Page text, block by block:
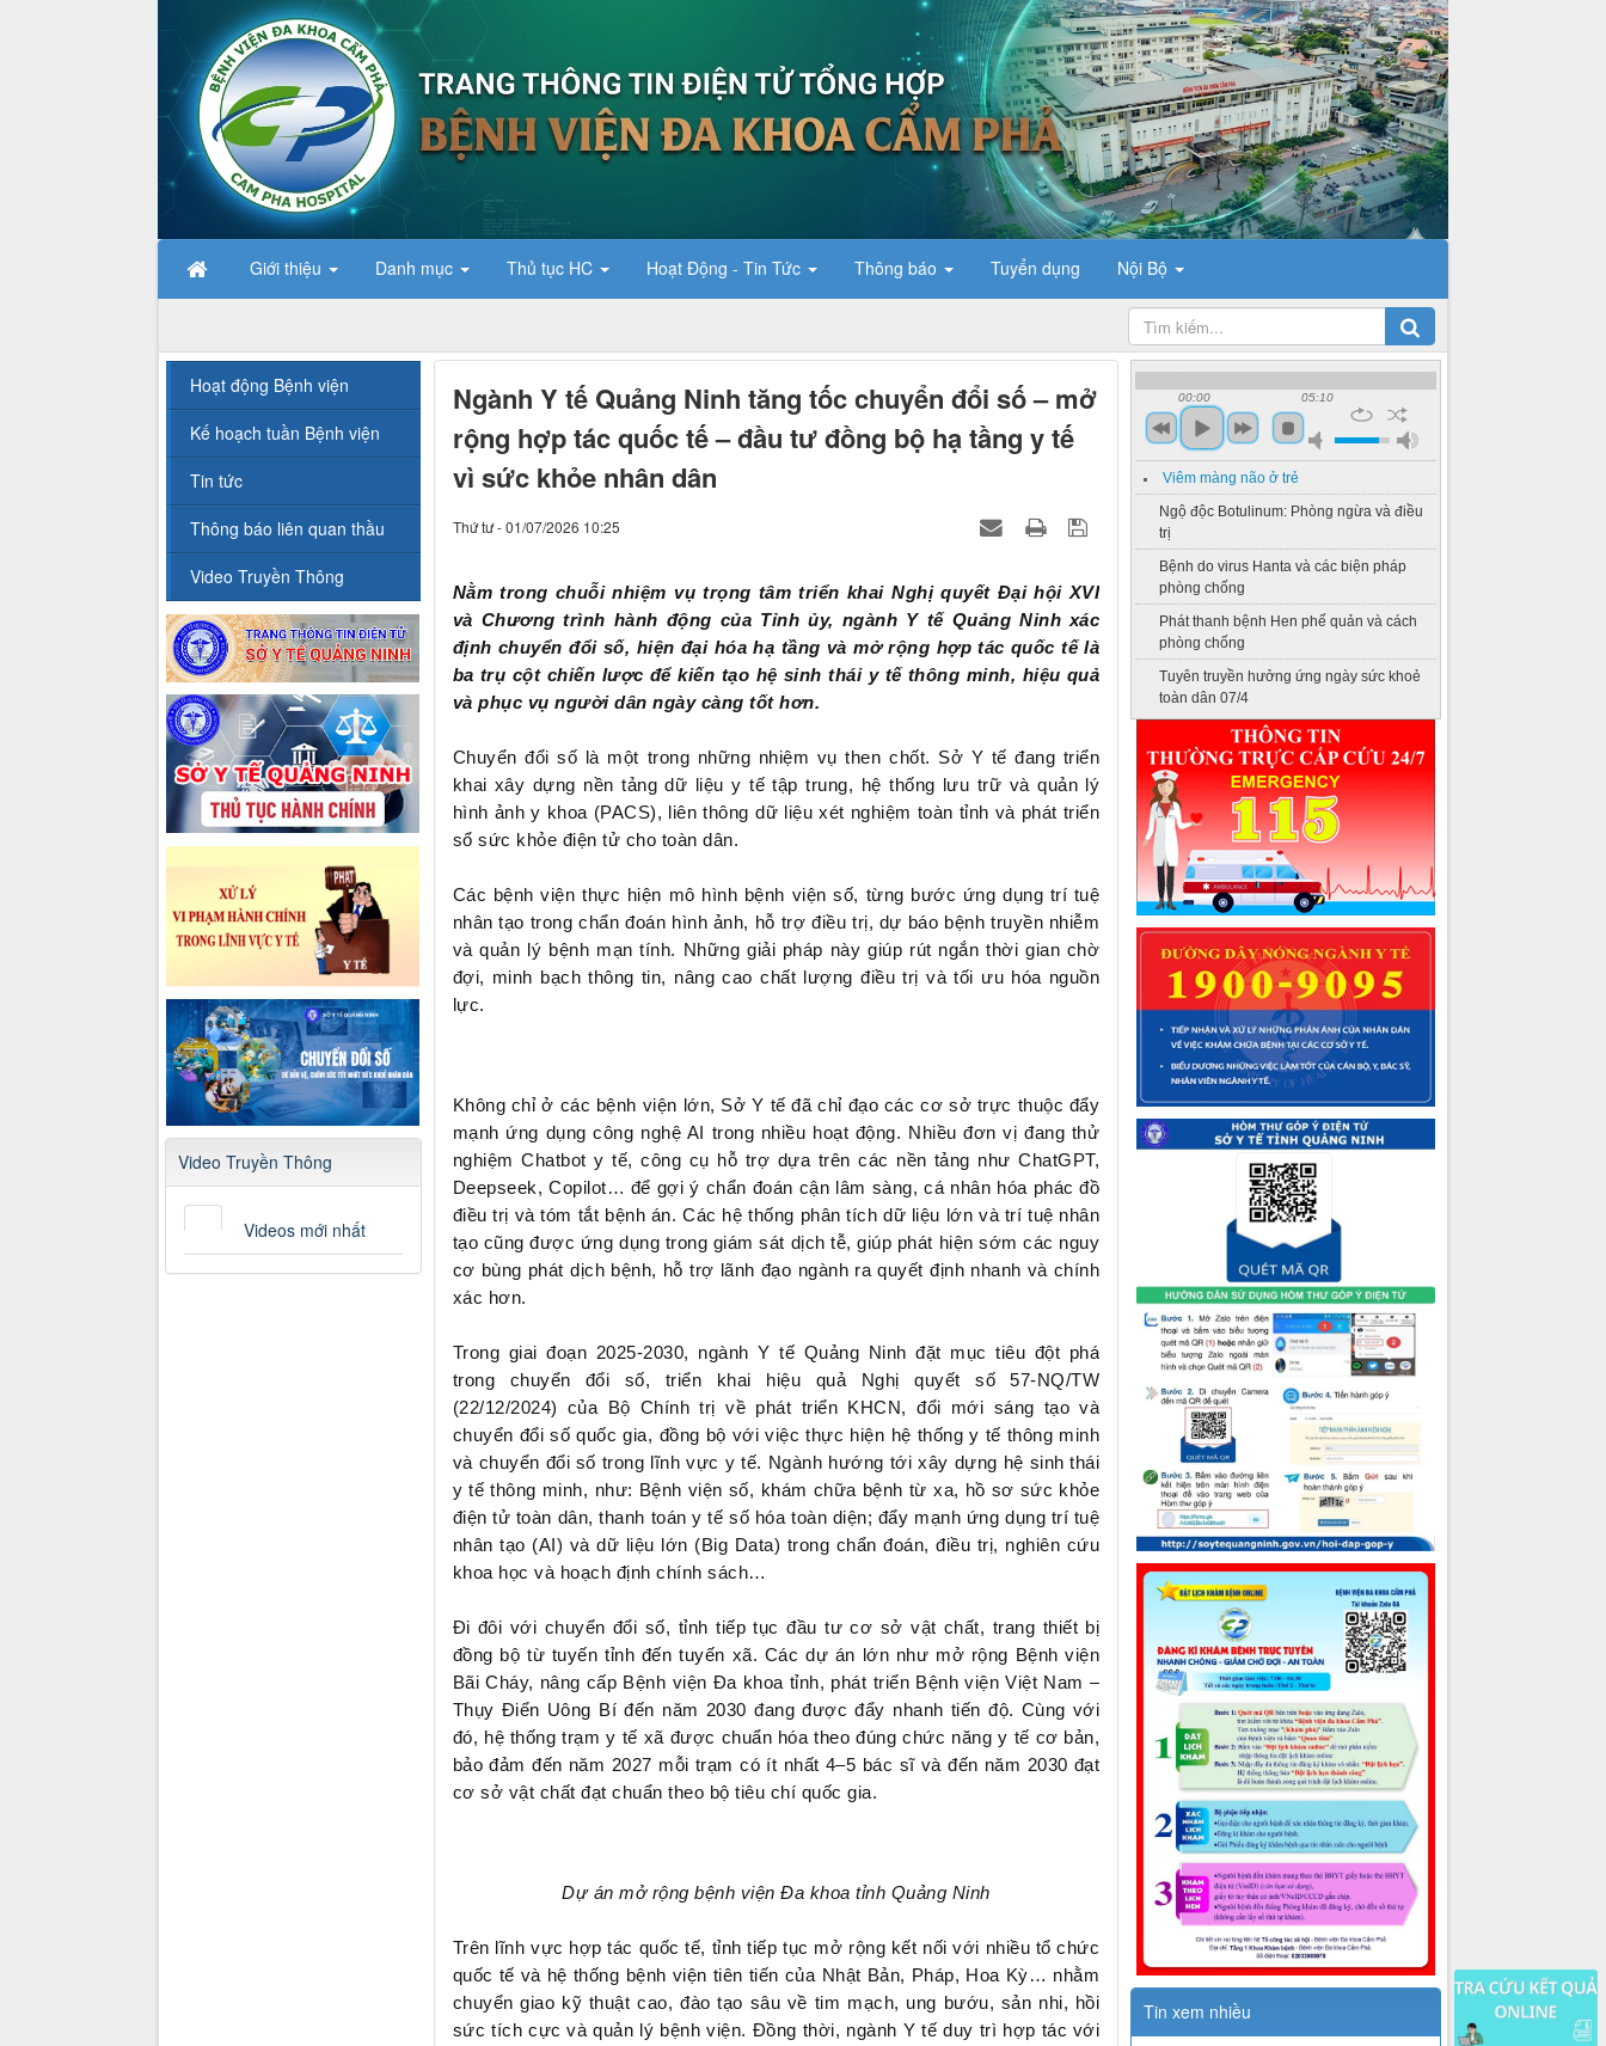
Giới thiệu Danh mục Thủ tục HC Hoạt Động - Tin Tức Thông báo Tuyển dụng Nội Bộ
Ngành Y tế Quảng Ninh tăng tốc chuyển đổi số – mở
rộng hợp tác quốc tế – đầu tư đồng bộ hạ tầng y tế
vì sức khỏe nhân dân
Thứ tư - 01/07/2026 10:25
Nằm trong chuỗi nhiệm vụ trọng tâm triển khai Nghị quyết Đại hội XVI
và Chương trình hành động của Tỉnh ủy, ngành Y tế Quảng Ninh xác
định chuyển đổi số, hiện đại hóa hạ tầng và mở rộng hợp tác quốc tế là
ba trụ cột chiến lược để kiến tạo hệ sinh thái y tế thông minh, hiệu quả
và phục vụ người dân ngày càng tốt hơn.
Chuyển đổi số là một trong những nhiệm vụ then chốt. Sở Y tế đang triển
khai xây dựng nền tảng dữ liệu y tế tập trung, hệ thống lưu trữ và quản lý
hình ảnh y khoa (PACS), liên thông dữ liệu xét nghiệm toàn tỉnh và phát triển
sổ sức khỏe điện tử cho toàn dân.
Các bệnh viện thực hiện mô hình bệnh viện số, từng bước ứng dụng trí tuệ
nhân tạo trong chẩn đoán hình ảnh, hỗ trợ điều trị, dự báo bệnh truyền nhiễm
và quản lý bệnh mạn tính. Những giải pháp này giúp rút ngắn thời gian chờ
đợi, minh bạch thông tin, nâng cao chất lượng điều trị và tối ưu hóa nguồn
lực.
Không chỉ ở các bệnh viện lớn, Sở Y tế đã chỉ đạo các cơ sở trực thuộc đẩy
mạnh ứng dụng công nghệ AI trong nhiều hoạt động. Nhiều đơn vị đang thử
nghiệm Chatbot y tế, công cụ hỗ trợ dựa trên các nền tảng như ChatGPT,
Deepseek, Copilot… để gợi ý chẩn đoán cận lâm sàng, cá nhân hóa phác đồ
điều trị và tóm tắt bệnh án. Các hệ thống phân tích dữ liệu lớn và trí tuệ nhân
tạo cũng được ứng dụng trong giám sát dịch tễ, giúp phát hiện sớm các nguy
cơ bùng phát dịch bệnh, hỗ trợ lãnh đạo ngành ra quyết định nhanh và chính
xác hơn.
Trong giai đoạn 2025-2030, ngành Y tế Quảng Ninh đặt mục tiêu đột phá
trong chuyển đổi số, triển khai hiệu quả Nghị quyết số 57-NQ/TW
(22/12/2024) của Bộ Chính trị về phát triển KHCN, đổi mới sáng tạo và
chuyển đổi số quốc gia, đồng bộ với việc thực hiện hệ thống y tế thông minh
và chuyển đổi số trong lĩnh vực y tế. Ngành hướng tới xây dựng hệ sinh thái
y tế thông minh, như: Bệnh viện số, khám chữa bệnh từ xa, hồ sơ sức khỏe
điện tử toàn dân, thanh toán y tế số hóa toàn diện; đẩy mạnh ứng dụng trí tuệ
nhân tạo (AI) và dữ liệu lớn (Big Data) trong chẩn đoán, điều trị, nghiên cứu
khoa học và hoạch định chính sách…
Đi đôi với chuyển đổi số, tỉnh tiếp tục đầu tư cơ sở vật chất, trang thiết bị
đồng bộ từ tuyến tỉnh đến tuyến xã. Các dự án lớn như mở rộng Bệnh viện
Bãi Cháy, nâng cấp Bệnh viện Đa khoa tỉnh, phát triển Bệnh viện Việt Nam –
Thụy Điển Uông Bí đến năm 2030 đang được đẩy nhanh tiến độ. Cùng với
đó, hệ thống trạm y tế xã được chuẩn hóa theo đúng chức năng y tế cơ bản,
bảo đảm đến năm 2027 mỗi trạm có ít nhất 4–5 bác sĩ và đến năm 2030 đạt
cơ sở vật chất đạt chuẩn theo bộ tiêu chí quốc gia.
Dự án mở rộng bệnh viện Đa khoa tỉnh Quảng Ninh
Trên lĩnh vực hợp tác quốc tế, tỉnh tiếp tục mở rộng kết nối với nhiều tổ chức
quốc tế và hệ thống bệnh viện tiên tiến của Nhật Bản, Pháp, Hoa Kỳ… nhằm
chuyển giao kỹ thuật cao, đào tạo sâu về tim mạch, ung bướu, sản nhi, hồi
sức tích cực và quản lý bệnh viện. Đồng thời, ngành Y tế duy trì hợp tác với
00:00 05:10
Viêm màng não ở trẻ
Ngộ độc Botulinum: Phòng ngừa và điều
trị
Bệnh do virus Hanta và các biện pháp
phòng chống
Phát thanh bệnh Hen phế quản và cách
phòng chống
Tuyên truyền hưởng ứng ngày sức khoẻ
toàn dân 07/4
Tin xem nhiều
Hoạt động Bệnh viện
Kế hoạch tuần Bệnh viện
Tin tức
Thông báo liên quan thầu
Video Truyền Thông
Video Truyền Thông
Videos mới nhất